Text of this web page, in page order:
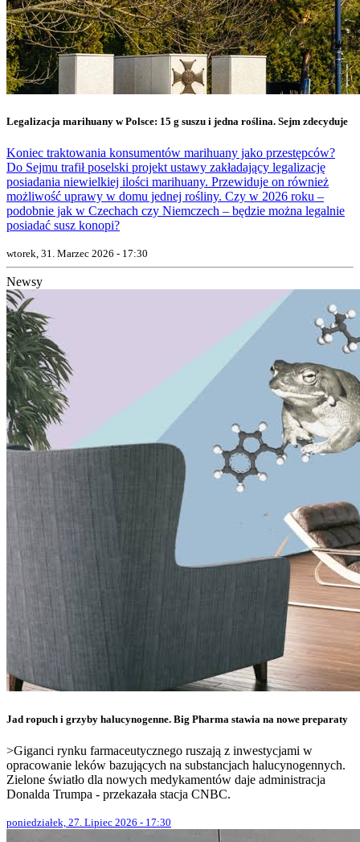
Legalizacja marihuany w Polsce: 15 g suszu i jedna roślina. Sejm zdecyduje
Koniec traktowania konsumentów marihuany jako przestępców?
Do Sejmu trafił poselski projekt ustawy zakładający legalizację
posiadania niewielkiej ilości marihuany. Przewiduje on również
możliwość uprawy w domu jednej rośliny. Czy w 2026 roku –
podobnie jak w Czechach czy Niemczech – będzie można legalnie
posiadać susz konopi?
wtorek, 31. Marzec 2026 - 17:30
Newsy
Jad ropuch i grzyby halucynogenne. Big Pharma stawia na nowe preparaty
>Giganci rynku farmaceutycznego ruszają z inwestycjami w
opracowanie leków bazujących na substancjach halucynogennych.
Zielone światło dla nowych medykamentów daje administracja
Donalda Trumpa - przekazała stacja CNBC.
poniedziałek, 27. Lipiec 2026 - 17:30